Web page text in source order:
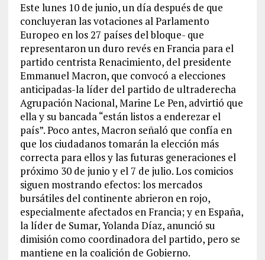
Este lunes 10 de junio, un día después de que
concluyeran las votaciones al Parlamento
Europeo en los 27 países del bloque- que
representaron un duro revés en Francia para el
partido centrista Renacimiento, del presidente
Emmanuel Macron, que convocó a elecciones
anticipadas-la líder del partido de ultraderecha
Agrupación Nacional, Marine Le Pen, advirtió que
ella y su bancada “están listos a enderezar el
país”. Poco antes, Macron señaló que confía en
que los ciudadanos tomarán la elección más
correcta para ellos y las futuras generaciones el
próximo 30 de junio y el 7 de julio. Los comicios
siguen mostrando efectos: los mercados
bursátiles del continente abrieron en rojo,
especialmente afectados en Francia; y en España,
la líder de Sumar, Yolanda Díaz, anunció su
dimisión como coordinadora del partido, pero se
mantiene en la coalición de Gobierno.